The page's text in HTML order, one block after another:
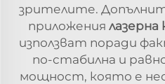
зрителите.
приложения лазерна
използват поради
по-стабилна и
мощност, която е